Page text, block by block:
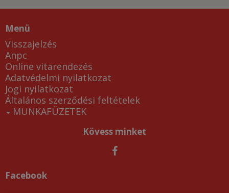
Menü
Visszajelzés
Anpc
Online vitarendezés
Adatvédelmi nyilatkozat
Jogi nyilatkozat
Általános szerződési feltételek
MUNKAFÜZETEK
Kövess minket
Facebook